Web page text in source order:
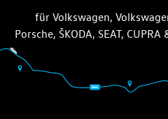
für Volkswagen,
Porsche, ŠKODA, SEAT,